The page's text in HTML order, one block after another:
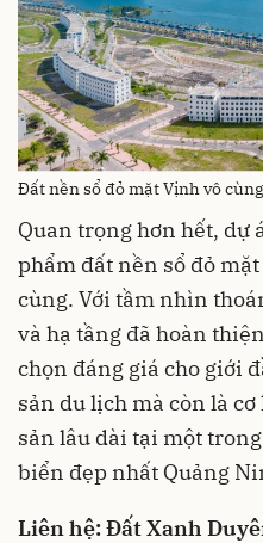
Đất nền sổ đỏ mặt Vịnh vô
Quan trọng hơn hết, dự
phẩm đất nền sổ đỏ
cùng. Với tầm nhìn
và hạ tầng đã hoàn
chọn đáng giá cho giới
sản du lịch mà còn là
sản lâu dài tại một
biển đẹp nhất Quảng
Liên hệ: Đất Xanh